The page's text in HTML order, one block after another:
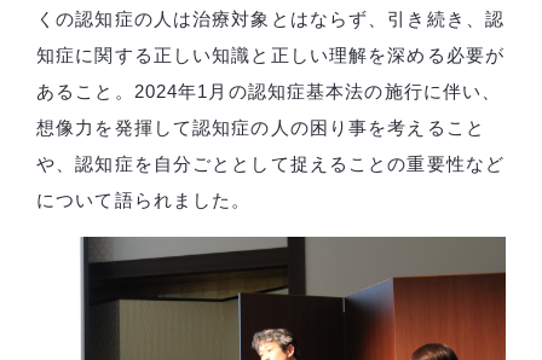
くの認知症の人は治療対象とはならず、引き続き、認
知症に関する正しい知識と正しい理解を深める必要が
あること。2024年1月の認知症基本法の施行に伴い、
想像力を発揮して認知症の人の困り事を考えること
や、認知症を自分ごととして捉えることの重要性など
について語られました。